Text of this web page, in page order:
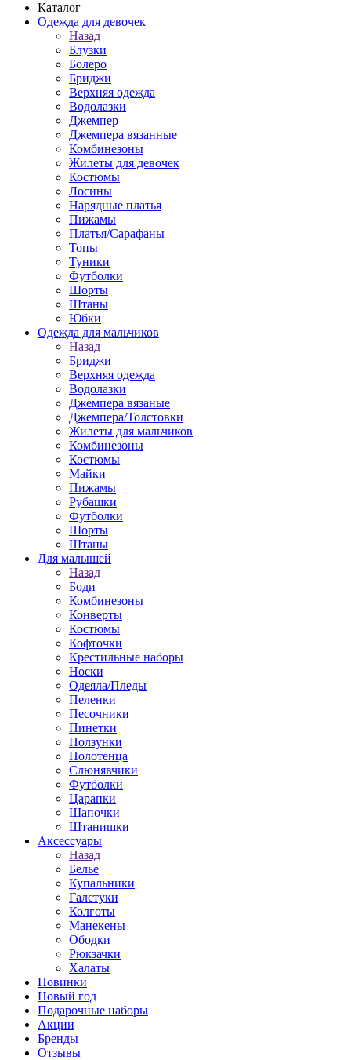
Каталог
Одежда для девочек
Назад
Блузки
Болеро
Бриджи
Верхняя одежда
Водолазки
Джемпер
Джемпера вязанные
Комбинезоны
Жилеты для девочек
Костюмы
Лосины
Нарядные платья
Пижамы
Платья/Сарафаны
Топы
Туники
Футболки
Шорты
Штаны
Юбки
Одежда для мальчиков
Назад
Бриджи
Верхняя одежда
Водолазки
Джемпера вязаные
Джемпера/Толстовки
Жилеты для мальчиков
Комбинезоны
Костюмы
Майки
Пижамы
Рубашки
Футболки
Шорты
Штаны
Для малышей
Назад
Боди
Комбинезоны
Конверты
Костюмы
Кофточки
Крестильные наборы
Носки
Одеяла/Пледы
Пеленки
Песочники
Пинетки
Ползунки
Полотенца
Слюнявчики
Футболки
Царапки
Шапочки
Штанишки
Аксессуары
Назад
Белье
Купальники
Галстуки
Колготы
Манекены
Ободки
Рюкзачки
Халаты
Новинки
Новый год
Подарочные наборы
Акции
Бренды
Отзывы